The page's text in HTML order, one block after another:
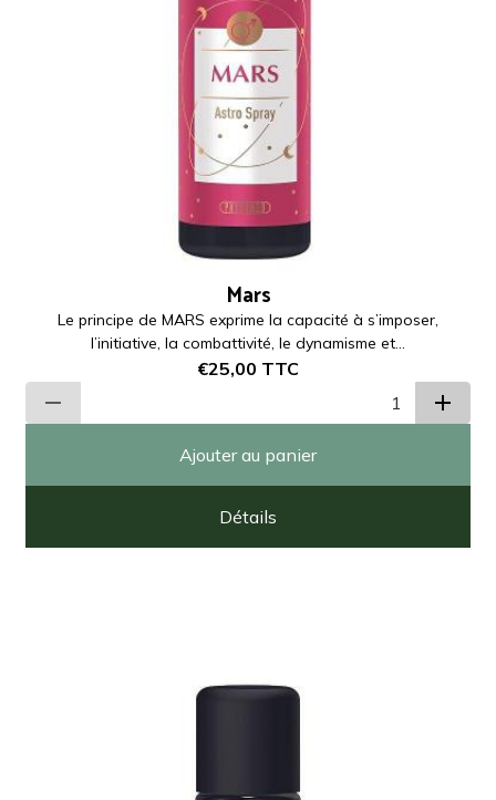
Mars
Le principe de MARS exprime la capacité à s’imposer,
l’initiative, la combattivité, le dynamisme et...
€25,00 TTC
Ajouter au panier
Détails